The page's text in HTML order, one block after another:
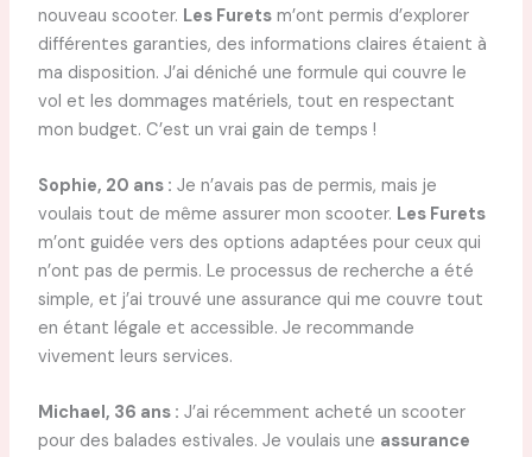
nouveau scooter. Les Furetsm’ont permis d’explorer
différentes garanties, des informations claires étaient à
ma disposition. J’ai déniché une formule qui couvre le
vol et les dommages matériels, tout en respectant
mon budget. C’est un vrai gain de temps !
Sophie, 20 ans : Je n’avais pas de permis, mais je
voulais tout de même assurer mon scooter. Les Furets
m’ont guidée vers des options adaptées pour ceux qui
n’ont pas de permis. Le processus de recherche a été
simple, et j’ai trouvé une assurance qui me couvre tout
en étant légale et accessible. Je recommande
vivement leurs services.
Michael, 36 ans : J’ai récemment acheté un scooter
pour des balades estivales. Je voulais une assurance